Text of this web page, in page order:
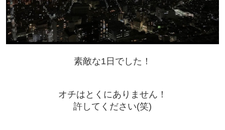
素敵な1日でした！
オチはとくにありません！
許してください(笑)